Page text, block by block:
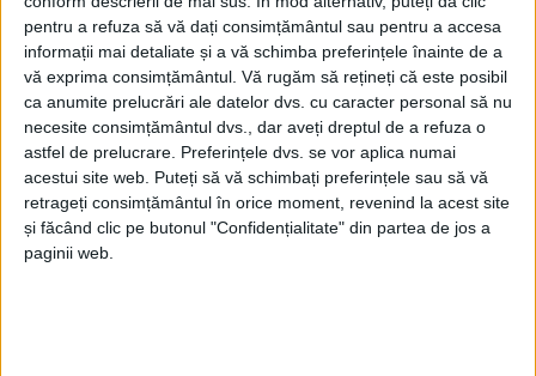
pentru a refuza să vă dați consimțământul sau pentru a accesa
informații mai detaliate și a vă schimba preferințele înainte de a
vă exprima consimțământul. Vă rugăm să rețineți că este posibil
ca anumite prelucrări ale datelor dvs. cu caracter personal să nu
necesite consimțământul dvs., dar aveți dreptul de a refuza o
astfel de prelucrare. Preferințele dvs. se vor aplica numai
acestui site web. Puteți să vă schimbați preferințele sau să vă
retrageți consimțământul în orice moment, revenind la acest site
și făcând clic pe butonul "Confidențialitate" din partea de jos a
paginii web.
părerea experimentatului speolog Iosif Morac, de care nu ne
putem îndoi!
Arhive